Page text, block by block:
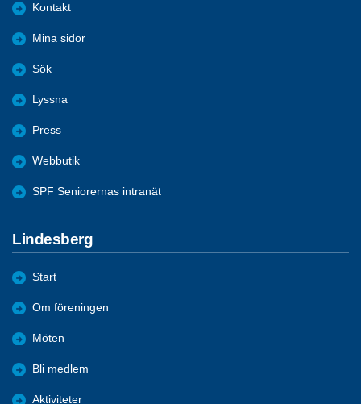
Kontakt
Mina sidor
Sök
Lyssna
Press
Webbutik
SPF Seniorernas intranät
Lindesberg
Start
Om föreningen
Möten
Bli medlem
Aktiviteter